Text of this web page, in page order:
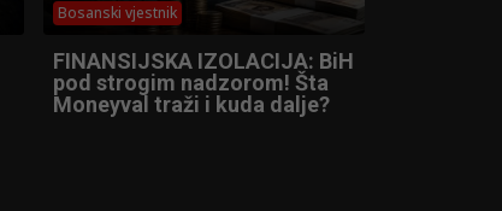
Bosanski vjestnik
FINANSIJSKA IZOLACIJA: BiH
pod strogim nadzorom! Šta
Moneyval traži i kuda dalje?